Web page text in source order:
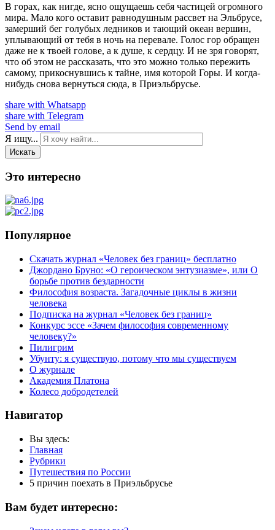
В горах, как нигде, ясно ощущаешь себя частицей огромного
мира. Мало кого оставит равнодушным рассвет на Эльбрусе,
замерший бег голубых ледников и тающий океан вершин,
уплывающий от тебя в ночь на перевале. Голос гор обращен
даже не к твоей голове, а к душе, к сердцу. И не зря говорят,
что об этом не рассказать, что это можно только пережить
самому, прикоснувшись к тайне, имя которой Горы. И когда-
нибудь снова вернуться сюда, в Приэльбрусье.
share with Whatsapp
share with Telegram
Send by email
Я ищу...
Искать
Это интересно
Популярное
Скачать журнал «Человек без границ» бесплатно
Джордано Бруно: «О героическом энтузиазме», или О
борьбе против бездарности
Философия возраста. Загадочные циклы в жизни
человека
Подписка на журнал «Человек без границ»
Конкурс эссе «Зачем философия современному
человеку?»
Пилигрим
Убунту: я существую, потому что мы существуем
О журнале
Академия Платона
Колесо добродетелей
Навигатор
Вы здесь:
Главная
Рубрики
Путешествия по России
5 причин поехать в Приэльбрусье
Вам будет интересно: